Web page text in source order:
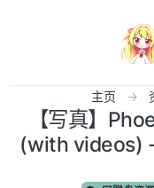
主页
【写真】
(with videos)